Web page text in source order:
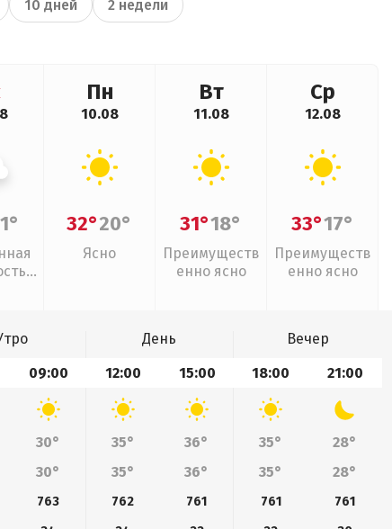
10 дней 2 недели
Пн
10.08
32°20°
Ясно
Вт
11.08
31°18°
Преимуществ
енно ясно
Ср
12.08
33°17°
Преимуществ
енно ясно
День
Вечер
09:00 12:00 15:00 18:00 21:00
30° 35° 36° 35°
28°
30° 35° 36° 35° 28°
763 762 761 761
761